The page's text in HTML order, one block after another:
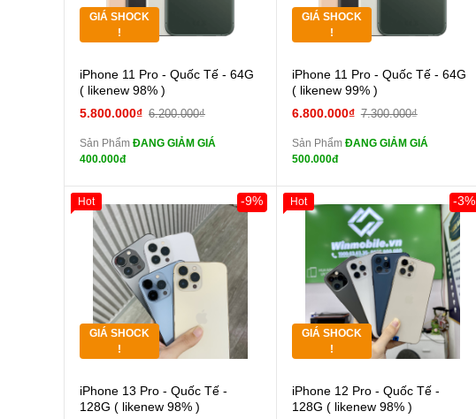
GIÁ SHOCK
!
Cường lực 10D full
màn
tai nghe iPhone 6S
Pin dự phòng và
các Phụ Kiện Khác
iPhone 11 Pro - Quốc Tế - 64G
( likenew 98% )
5.800.000₫ 6.200.000₫
Sản Phẩm ĐANG GIẢM GIÁ
400.000đ
GIÁ SHOCK
!
Cường lực 10D full
màn
tai nghe iPhone 6S
Pin dự phòng và
các Phụ Kiện Khác
iPhone 11 Pro - Quốc Tế - 64G
( likenew 99% )
6.800.000₫ 7.300.000₫
Sản Phẩm ĐANG GIẢM GIÁ
500.000đ
GIÁ SHOCK
!
Giảm 100.000đ
Khách Hàng
Thân Thiết
Tặng
Tặng
Cường lực 10D full
màn
iPhone 13 Pro - Quốc Tế -
128G ( likenew 98% )
-9%
Hot
GIÁ SHOCK
!
Giảm 100.000đ
Khách Hàng
Thân Thiết
Cường lực 10D full
màn
iPhone 12 Pro - Quốc Tế -
128G ( likenew 98% )
-3%
Hot